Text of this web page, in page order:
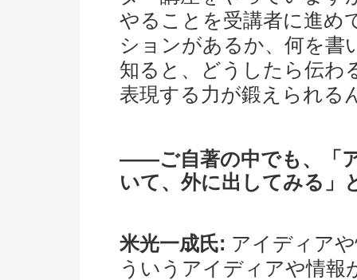
やることを受講者に進め
ションがあるか、何を書
知ると、どうしたら伝わ
表現する力が鍛えられる
――ご自著の中でも、「
いて、外に出してみる」
米光一成氏: アイディア
ういうアイディアや情報